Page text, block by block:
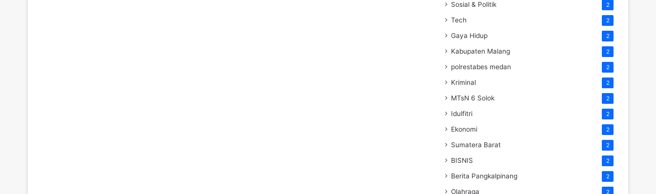
Sosial & Politik 2
Tech 2
Gaya Hidup 2
Kabupaten Malang 2
polrestabes medan 2
Kriminal 2
MTsN 6 Solok 2
Idulfitri 2
Ekonomi 2
Sumatera Barat 2
BISNIS 2
Berita Pangkalpinang 2
Olahraga 2